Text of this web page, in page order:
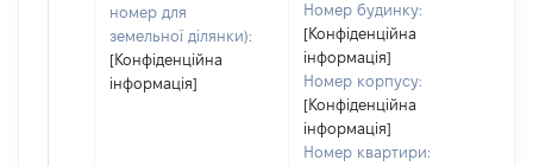
номер для
земельної ділянки):
[Конфіденційна
інформація]
Номер будинку:
[Конфіденційна
інформація]
Номер корпусу:
[Конфіденційна
інформація]
Номер квартири: